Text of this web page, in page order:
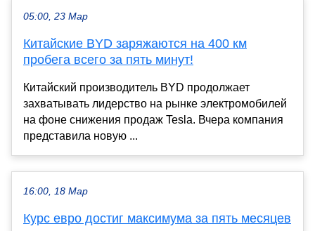
05:00, 23 Мар
Китайские BYD заряжаются на 400 км
пробега всего за пять минут!
Китайский производитель BYD продолжает
захватывать лидерство на рынке электромобилей
на фоне снижения продаж Tesla. Вчера компания
представила новую ...
16:00, 18 Мар
Курс евро достиг максимума за пять месяцев